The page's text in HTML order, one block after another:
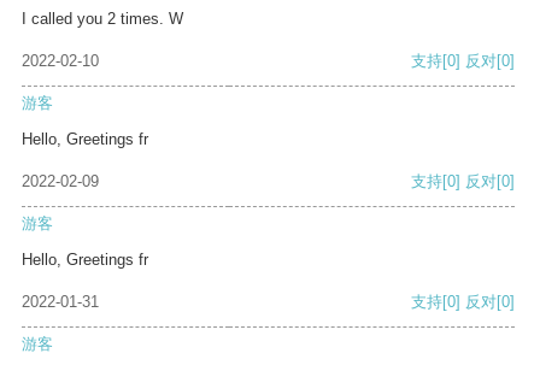
I called you 2 times. W
2022-02-10 支持[0] 反对[0]
游客
Hello, Greetings fr
2022-02-09 支持[0] 反对[0]
游客
Hello, Greetings fr
2022-01-31 支持[0] 反对[0]
游客